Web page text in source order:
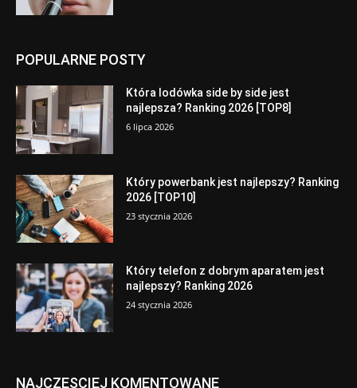
POPULARNE POSTY
Która lodówka side by side jest
najlepsza? Ranking 2026 [TOP8]
6 lipca 2026
Który powerbank jest najlepszy? Ranking
2026 [TOP10]
23 stycznia 2026
Który telefon z dobrym aparatem jest
najlepszy? Ranking 2026
24 stycznia 2026
NAJCZĘSCIEJ KOMENTOWANE